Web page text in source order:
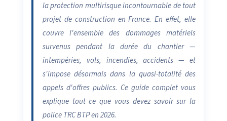
la protection multirisque incontournable de tout
projet de construction en France. En effet, elle
couvre l'ensemble des dommages matériels
survenus pendant la durée du chantier —
intempéries, vols, incendies, accidents — et
s'impose désormais dans la quasi-totalité des
appels d'offres publics. Ce guide complet vous
explique tout ce que vous devez savoir sur la
police TRC BTP en 2026.